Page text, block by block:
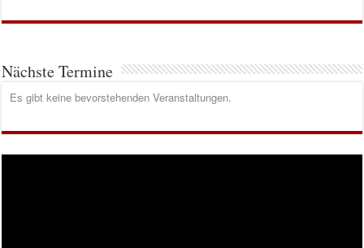
Nächste Termine
Es gibt keine bevorstehenden Veranstaltungen.